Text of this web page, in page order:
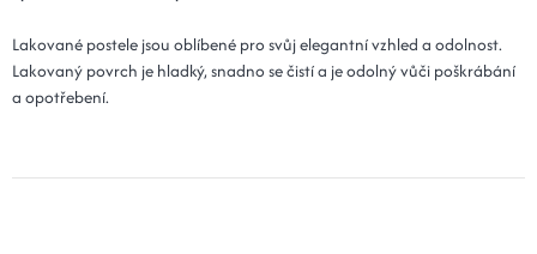
Lakované postele jsou oblíbené pro svůj elegantní vzhled a odolnost.
Lakovaný povrch je hladký, snadno se čistí a je odolný vůči poškrábání
a opotřebení.